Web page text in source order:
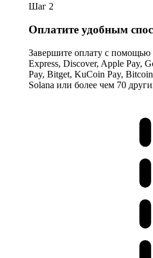
Шаг 2
Оплатите удобным
Завершите оплату с помощью
Express, Discover, Apple Pay,
Pay, Bitget, KuCoin Pay,
Solana или более чем 70